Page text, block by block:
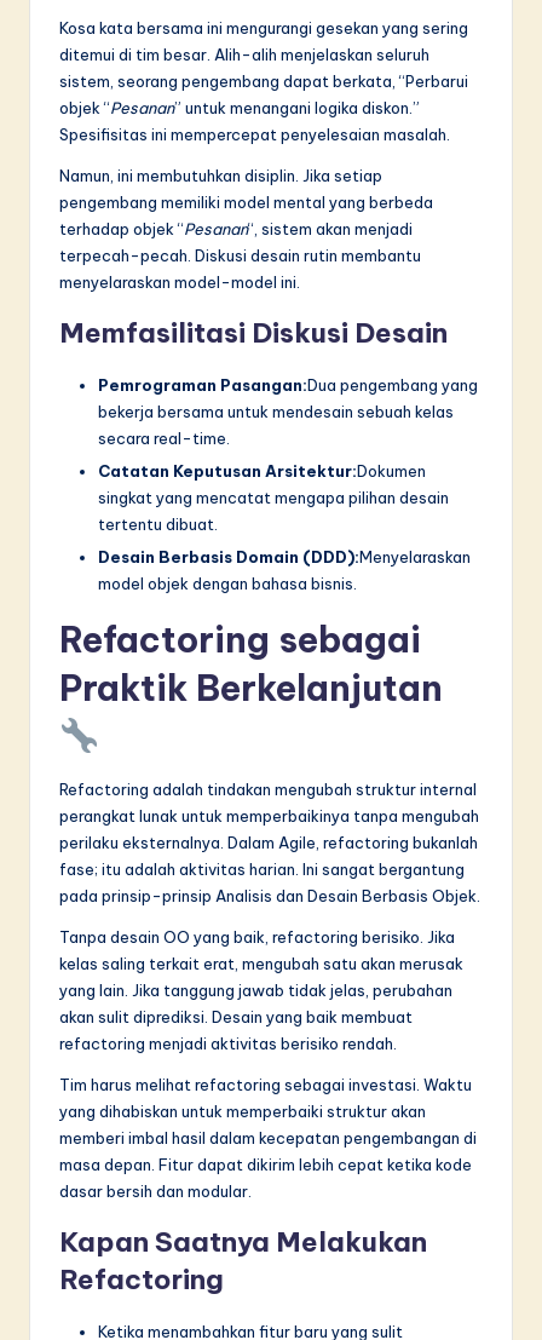
Kosa kata bersama ini mengurangi gesekan yang sering
ditemui di tim besar. Alih-alih menjelaskan seluruh
sistem, seorang pengembang dapat berkata, “Perbarui
objek “Pesanan” untuk menangani logika diskon.”
Spesifisitas ini mempercepat penyelesaian masalah.
Namun, ini membutuhkan disiplin. Jika setiap
pengembang memiliki model mental yang berbeda
terhadap objek “Pesanan“, sistem akan menjadi
terpecah-pecah. Diskusi desain rutin membantu
menyelaraskan model-model ini.
Memfasilitasi Diskusi Desain
Pemrograman Pasangan:Dua pengembang yang
bekerja bersama untuk mendesain sebuah kelas
secara real-time.
Catatan Keputusan Arsitektur:Dokumen
singkat yang mencatat mengapa pilihan desain
tertentu dibuat.
Desain Berbasis Domain (DDD):Menyelaraskan
model objek dengan bahasa bisnis.
Refactoring sebagai
Praktik Berkelanjutan
Refactoring adalah tindakan mengubah struktur internal
perangkat lunak untuk memperbaikinya tanpa mengubah
perilaku eksternalnya. Dalam Agile, refactoring bukanlah
fase; itu adalah aktivitas harian. Ini sangat bergantung
pada prinsip-prinsip Analisis dan Desain Berbasis Objek.
Tanpa desain OO yang baik, refactoring berisiko. Jika
kelas saling terkait erat, mengubah satu akan merusak
yang lain. Jika tanggung jawab tidak jelas, perubahan
akan sulit diprediksi. Desain yang baik membuat
refactoring menjadi aktivitas berisiko rendah.
Tim harus melihat refactoring sebagai investasi. Waktu
yang dihabiskan untuk memperbaiki struktur akan
memberi imbal hasil dalam kecepatan pengembangan di
masa depan. Fitur dapat dikirim lebih cepat ketika kode
dasar bersih dan modular.
Kapan Saatnya Melakukan
Refactoring
Ketika menambahkan fitur baru yang sulit